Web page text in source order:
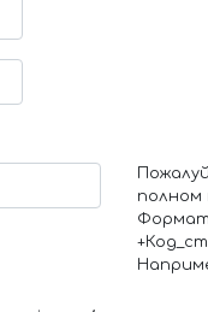
полном
Формат